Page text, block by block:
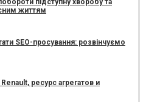
життям
SEO-просування: розвінчуємо
ресурс агрегатов и